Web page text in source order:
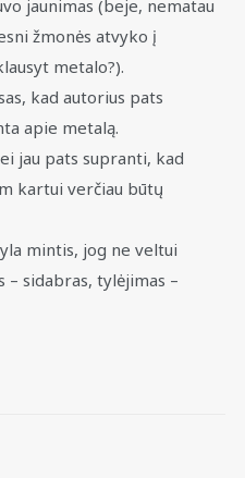
jaunimas (beje, nematau
žmonės atvyko į
metalo?).
kad autorius pats
apie metalą.
jau pats supranti, kad
kartui verčiau būtų
mintis, jog ne veltui
– sidabras, tylėjimas –